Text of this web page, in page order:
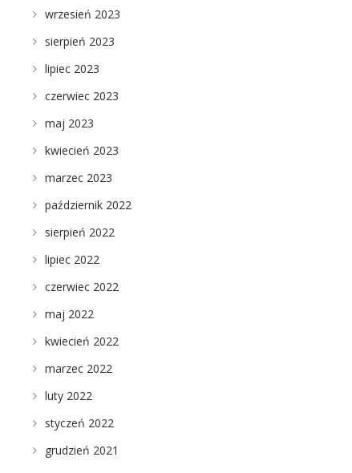
wrzesień 2023
sierpień 2023
lipiec 2023
czerwiec 2023
maj 2023
kwiecień 2023
marzec 2023
październik 2022
sierpień 2022
lipiec 2022
czerwiec 2022
maj 2022
kwiecień 2022
marzec 2022
luty 2022
styczeń 2022
grudzień 2021